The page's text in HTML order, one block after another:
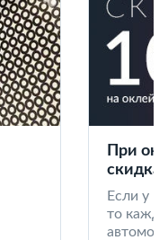
При
скидка
Если у
то